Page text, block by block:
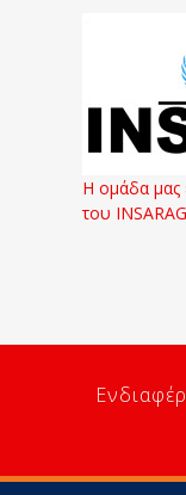
Η ομάδα μας
του INSARAG